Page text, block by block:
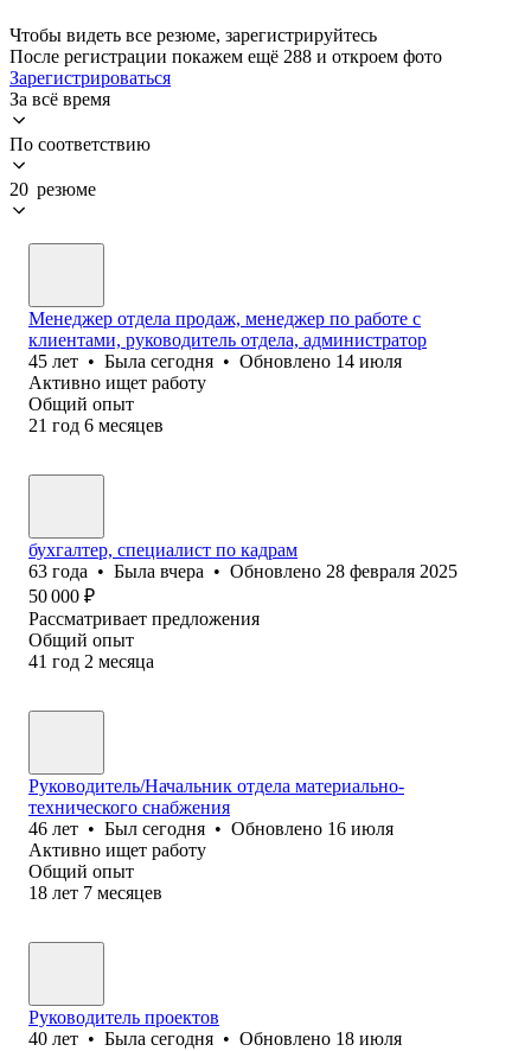
Чтобы видеть все резюме, зарегистрируйтесь
После регистрации покажем ещё 288 и откроем фото
Зарегистрироваться
За всё время
По соответствию
20 резюме
Менеджер отдела продаж, менеджер по работе с
клиентами, руководитель отдела, администратор
45 лет • Была сегодня • Обновлено 14 июля
Активно ищет работу
Общий опыт
21 год 6 месяцев
бухгалтер, специалист по кадрам
63 года • Была вчера • Обновлено 28 февраля 2025
50 000 ₽
Рассматривает предложения
Общий опыт
41 год 2 месяца
Руководитель/Начальник отдела материально-
технического снабжения
46 лет • Был сегодня • Обновлено 16 июля
Активно ищет работу
Общий опыт
18 лет 7 месяцев
Руководитель проектов
40 лет • Была сегодня • Обновлено 18 июля